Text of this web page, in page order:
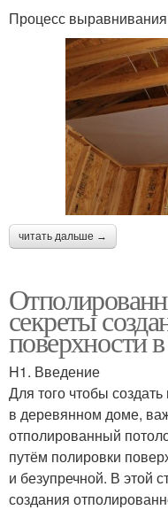
Процесс выравнивания
читать дальше →
секреты
поверхности
H1. Введение
Для того чтобы
в деревянном доме,
отполированный
путём полировки
и безупречной. В этой
создания